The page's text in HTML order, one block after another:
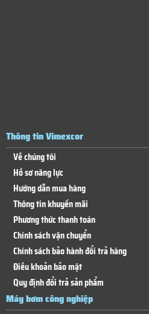
Thông tin Vimexcor
Về chúng tôi
Hồ sơ năng lực
Hướng dẫn mua hàng
Thông tin khuyến mãi
Phương thức thanh toán
Chính sách vận chuyển
Chính sách bảo hành đổi trả hàng
Điều khoản bảo mật
Quy định đổi trả sản phẩm
Máy bơm công nghiệp